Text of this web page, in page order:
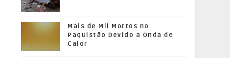
Mais de Mil Mortos no
Paquistão Devido a Onda de
Calor